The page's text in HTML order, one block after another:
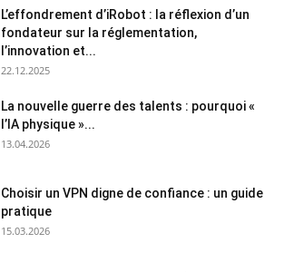
L’effondrement d’iRobot : la réflexion d’un
fondateur sur la réglementation,
l’innovation et...
22.12.2025
La nouvelle guerre des talents : pourquoi «
l’IA physique »...
13.04.2026
Choisir un VPN digne de confiance : un guide
pratique
15.03.2026